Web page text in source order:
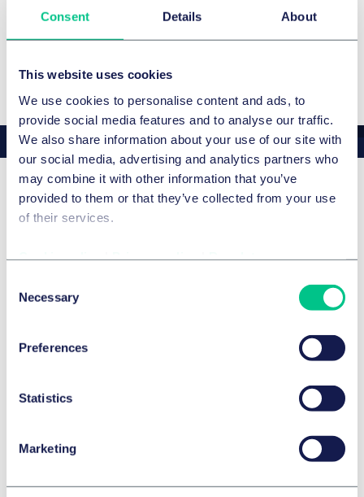
Consent Details About
This website uses cookies
We use cookies to personalise content and ads, to
provide social media features and to analyse our traffic.
We also share information about your use of our site with
our social media, advertising and analytics partners who
may combine it with other information that you’ve
provided to them or that they’ve collected from your use
of their services.
Selection
Necessary
Preferences
Statistics
Marketing
Press release
News & Insights: Anne